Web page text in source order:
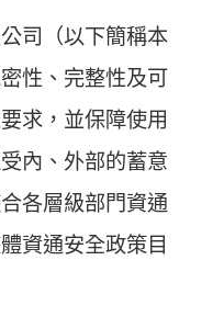
司（以下簡稱本
性、完整性及可
求，並保障使用
內、外部的蓄意
各層級部門資通
資通安全政策目